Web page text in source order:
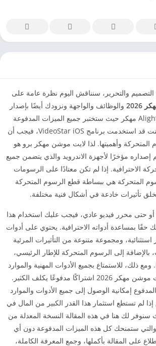
والتحرير، سنناقش اليوم نظرة عامة على
والوظائف والواجهة ونزودك أيضًا بإصدار
معدّل من Alight Motion مهكر حيث ستختبر جميع الميزات المدفوعة
والمتميزة. مجانا. إذا كنت قد استخدمت برنامج VideoStar iOS، فيجب أن
وأهميتها. لذا لايت موشن مهكر برو هو
إصداره مؤخرًا لأجهزة الاندرويد والذي يتضمن جميع
الاحترافية. إذا لم تكن معتادًا على الرسومات
المتحركة هي ببساطة قطع الرسوم المتحركة
تخلق تأثيرات خادعة في أشكال فنية مختلفة.
حتى محرر فيديو عادي، فيجب عليك استخدام هذا
حقًا بمساعدة أدواته الاحترافية. يحتوي على أدوات
استثنائية، ومجموعة متنوعة من التأثيرات المرئية
إلى الرسوم المتحركة للإطار الرئيسي،
ذلك، للاستمتاع بجميع الأدوات المهنية والموارد
الاستثنائية، بدأت لايت موشن مهكر 2026 اشتراكًا مدفوعًا يكلف الكثير.
إمكانية الوصول إلى جميع الأدوات والموارد
لم تستطع استثمار هذا القدر الكبير من المال في
سنوفر لك هنا في هذه المقالة النسخة المعدلة من
ستمنحك كل هذه الميزات المدفوعة دون أي
على المقالة بأكملها، وجمع المعرفة الكاملة،